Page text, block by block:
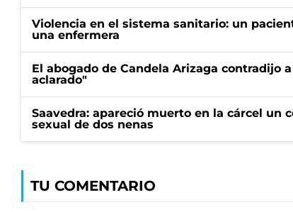
Violencia en el sistema sanitario: un
una enfermera
El abogado de Candela Arizaga contradijo
aclarado"
Saavedra: apareció muerto en la cárcel un
sexual de dos nenas
TU COMENTARIO